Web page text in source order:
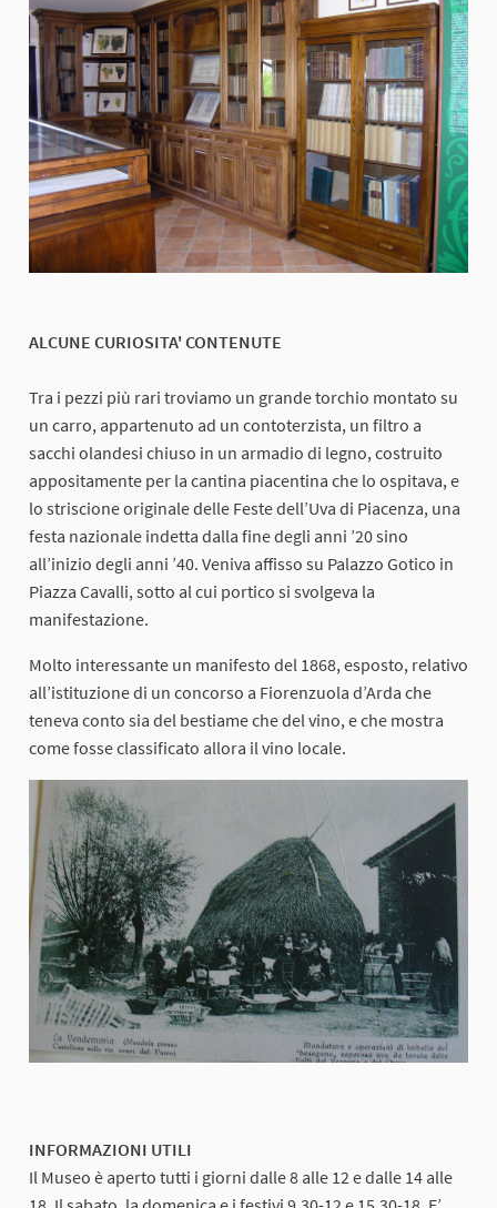
ALCUNE CURIOSITA' CONTENUTE
Tra i pezzi più rari troviamo un grande torchio montato su
un carro, appartenuto ad un contoterzista, un filtro a
sacchi olandesi chiuso in un armadio di legno, costruito
appositamente per la cantina piacentina che lo ospitava, e
lo striscione originale delle Feste dell’Uva di Piacenza, una
festa nazionale indetta dalla fine degli anni ’20 sino
all’inizio degli anni ’40. Veniva affisso su Palazzo Gotico in
Piazza Cavalli, sotto al cui portico si svolgeva la
manifestazione.
Molto interessante un manifesto del 1868, esposto, relativo
all’istituzione di un concorso a Fiorenzuola d’Arda che
teneva conto sia del bestiame che del vino, e che mostra
come fosse classificato allora il vino locale.
INFORMAZIONI UTILI
Il Museo è aperto tutti i giorni dalle 8 alle 12 e dalle 14 alle